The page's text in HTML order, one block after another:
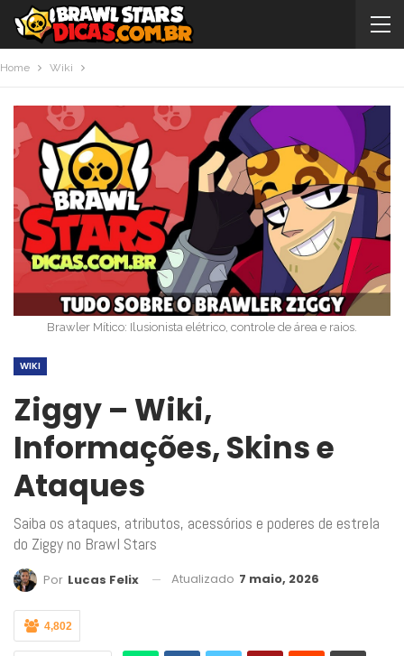
Home Wiki
Brawler Mítico: Ilusionista elétrico, controle de área e raios.
WIKI
Ziggy – Wiki,
Informações, Skins e
Ataques
Saiba os ataques, atributos, acessórios e poderes de estrela
do Ziggy no Brawl Stars
Por Lucas Felix Atualizado 7 maio, 2026
4,802